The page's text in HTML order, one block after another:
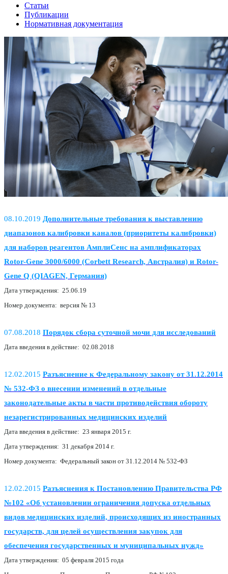
Статьи
Публикации
Нормативная документация
08.10.2019 Дополнительные требования к выставлению
диапазонов калибровки каналов (приоритеты калибровки)
для наборов реагентов АмплиСенс на амплификаторах
Rotor-Gene 3000/6000 (Corbett Research, Австралия) и Rotor-
Gene Q (QIAGEN, Германия)
Дата утверждения: 25.06.19
Номер документа: версия № 13
07.08.2018 Порядок сбора суточной мочи для исследований
Дата введения в действие: 02.08.2018
12.02.2015 Разъяснение к Федеральному закону от 31.12.2014
№ 532-ФЗ о внесении изменений в отдельные
законодательные акты в части противодействия обороту
незарегистрированных медицинских изделий
Дата введения в действие: 23 января 2015 г.
Дата утверждения: 31 декабря 2014 г.
Номер документа: Федеральный закон от 31.12.2014 № 532-ФЗ
12.02.2015 Разъяснения к Постановлению Правительства РФ
№102 «Об установлении ограничения допуска отдельных
видов медицинских изделий, происходящих из иностранных
государств, для целей осуществления закупок для
обеспечения государственных и муниципальных нужд»
Дата утверждения: 05 февраля 2015 года